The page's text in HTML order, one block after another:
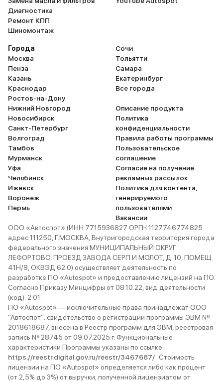
Диагностика
Ремонт КПП
Шиномонтаж
Города
Москва
Пенза
Казань
Краснодар
Ростов-на-Дону
Нижний Новгород
Новосибирск
Санкт-Петербург
Волгоград
Тамбов
Мурманск
Уфа
Челябинск
Ижевск
Воронеж
Пермь
Сочи
Тольятти
Самара
Екатеринбург
Все города
Описание продукта
Политика
конфиденциальности
Правила работы программы
Пользовательское
соглашение
Согласие на получение
рекламных рассылок
Политика для контента,
генерируемого
пользователями
Вакансии
ООО «Автоспот» (ИНН 7715936827 ОРГН 1127746774825
адрес 111250, Г.МОСКВА, Внутригородская территория города
федерального значения МУНИЦИПАЛЬНЫЙ ОКРУГ
ЛЕФОРТОВО, ПРОЕЗД ЗАВОДА СЕРП И МОЛОТ, Д. 10, ПОМЕЩ.
41Н/9, ОКВЭД 62.0) осуществляет деятельность по
разработке ПО «Autospot» и предоставлению лицензий на ПО.
Согласно Приказу Минцифры от 08.10.22, вид деятельности
(код): 2.01.
ПО «Autospot» — исключительные права принадлежат ООО
"Автоспот": свидетельство о регистрации программы ЭВМ №
2018618687, внесена в Реестр программ для ЭВМ, реестровая
запись № 28745 от 09.07.2025 г. Функциональные
характеристики Программы указаны по ссылке:
https://reestr.digital.gov.ru/reestr/3467687/ . Стоимость
лицензии на ПО «Autospot» определяется либо как процент
(от 2,5% до 3%) от выручки, полученной лицензиатом от